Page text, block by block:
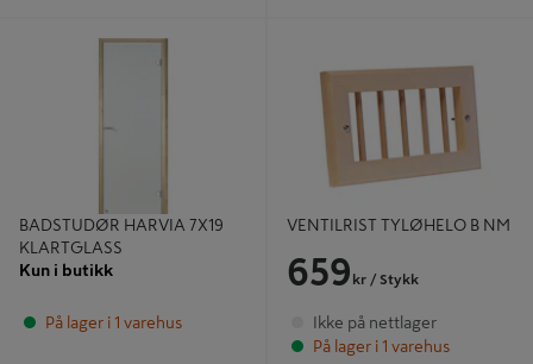
BADSTUDØR HARVIA 7X19
KLARTGLASS
Kun i butikk
På lager i 1 varehus
VENTILRIST TYLØHELO B NM
659 kr / Stykk
Ikke på nettlager
På lager i 1 varehus